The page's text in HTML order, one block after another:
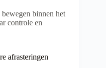
binnen het
controle en
afrasteringen